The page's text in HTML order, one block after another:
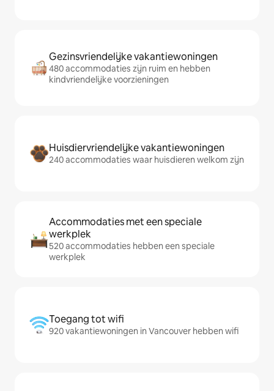
Gezinsvriendelijke vakantiewoningen
480 accommodaties zijn ruim en hebben
kindvriendelijke voorzieningen
Huisdiervriendelijke vakantiewoningen
240 accommodaties waar huisdieren welkom zijn
Accommodaties met een speciale
werkplek
520 accommodaties hebben een speciale
werkplek
Toegang tot wifi
920 vakantiewoningen in Vancouver hebben wifi